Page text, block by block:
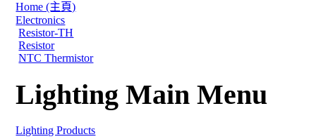
Home (主頁)
Electronics
Resistor-TH
Resistor
NTC Thermistor
Lighting Main Menu
Lighting Products